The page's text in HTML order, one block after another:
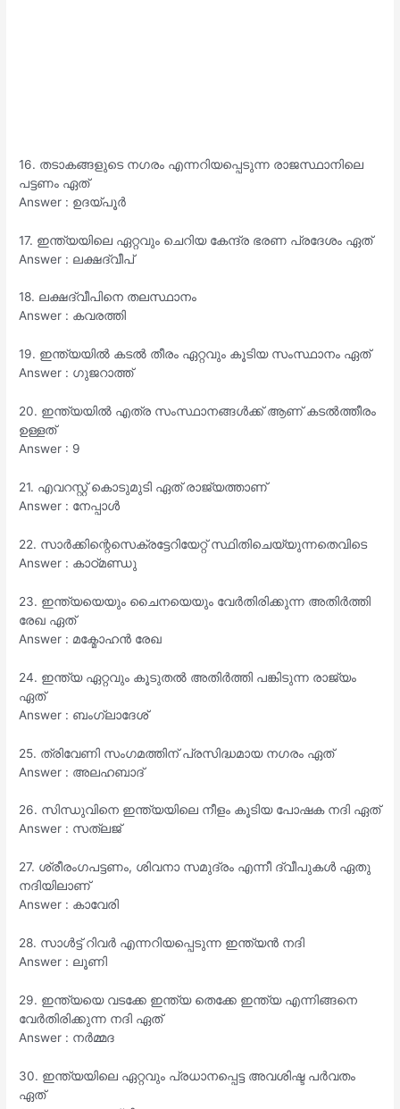
16. തടാകങ്ങളുടെ നഗരം എന്നറിയപ്പെടുന്ന രാജസ്ഥാനിലെ
പട്ടണം ഏത്
Answer : ഉദയ്പൂർ
17. ഇന്ത്യയിലെ ഏറ്റവും ചെറിയ കേന്ദ്ര ഭരണ പ്രദേശം ഏത്
Answer : ലക്ഷദ്വീപ്
18. ലക്ഷദ്വീപിനെ തലസ്ഥാനം
Answer : കവരത്തി
19. ഇന്ത്യയിൽ കടൽ തീരം ഏറ്റവും കൂടിയ സംസ്ഥാനം ഏത്
Answer : ഗുജറാത്ത്
20. ഇന്ത്യയിൽ എത്ര സംസ്ഥാനങ്ങൾക്ക് ആണ് കടൽത്തീരം
ഉള്ളത്
Answer : 9
21. എവറസ്റ്റ് കൊടുമുടി ഏത് രാജ്യത്താണ്
Answer : നേപ്പാൾ
22. സാർക്കിന്റെസെക്രട്ടേറിയേറ്റ് സ്ഥിതിചെയ്യുന്നതെവിടെ
Answer : കാഠ്മണ്ഡു
23. ഇന്ത്യയെയും ചൈനയെയും വേർതിരിക്കുന്ന അതിർത്തി
രേഖ ഏത്
Answer : മക്മോഹൻ രേഖ
24. ഇന്ത്യ ഏറ്റവും കൂടുതൽ അതിർത്തി പങ്കിടുന്ന രാജ്യം
ഏത്
Answer : ബംഗ്ലാദേശ്
25. ത്രിവേണി സംഗമത്തിന് പ്രസിദ്ധമായ നഗരം ഏത്
Answer : അലഹബാദ്
26. സിന്ധുവിനെ ഇന്ത്യയിലെ നീളം കൂടിയ പോഷക നദി ഏത്
Answer : സത്‌ലജ്
27. ശ്രീരംഗപട്ടണം, ശിവനാ സമുദ്രം എന്നീ ദ്വീപുകൾ ഏതു
നദിയിലാണ്
Answer : കാവേരി
28. സാൾട്ട് റിവർ എന്നറിയപ്പെടുന്ന ഇന്ത്യൻ നദി
Answer : ലൂണി
29. ഇന്ത്യയെ വടക്കേ ഇന്ത്യ തെക്കേ ഇന്ത്യ എന്നിങ്ങനെ
വേർതിരിക്കുന്ന നദി ഏത്
Answer : നർമ്മദ
30. ഇന്ത്യയിലെ ഏറ്റവും പ്രധാനപ്പെട്ട അവശിഷ്ട പർവതം
ഏത്